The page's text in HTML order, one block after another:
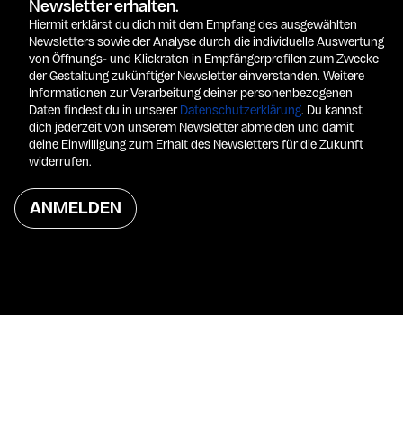
Newsletter erhalten.
Hiermit erklärst du dich mit dem Empfang des ausgewählten
Newsletters sowie der Analyse durch die individuelle Auswertung
von Öffnungs- und Klickraten in Empfänger­­profilen zum Zwecke
der Gestaltung zukünftiger Newsletter einverstanden. Weitere
Informationen zur Verarbeitung deiner personen­bezogenen
Daten findest du in unserer Daten­schutz­erklärung. Du kannst
dich jederzeit von unserem Newsletter abmelden und damit
deine Einwilligung zum Erhalt des Newsletters für die Zukunft
widerrufen.